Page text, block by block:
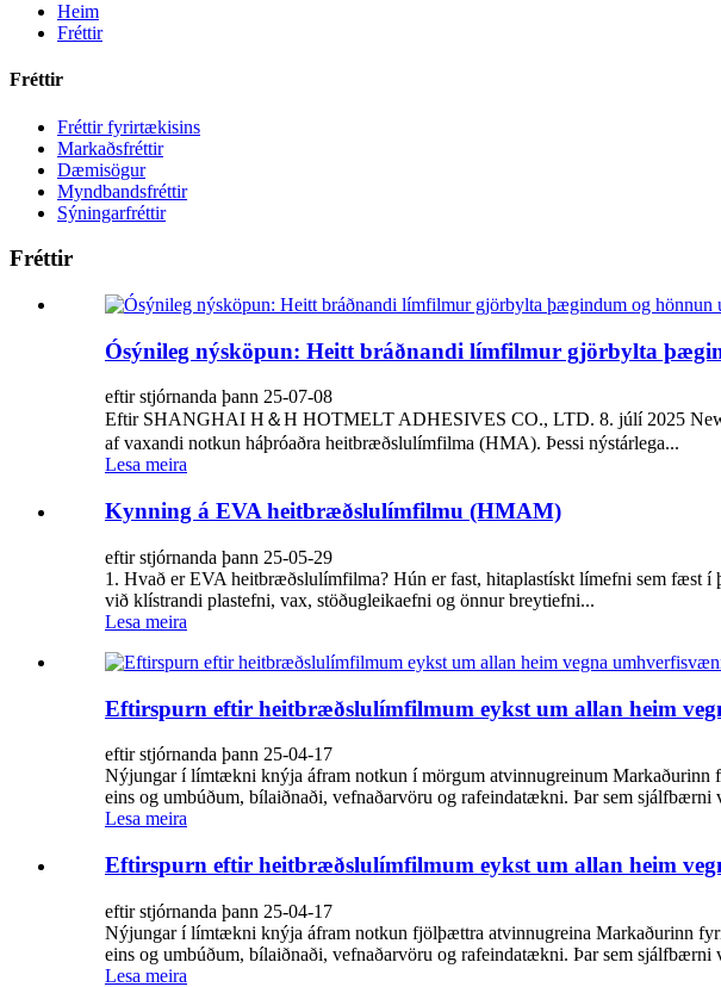
Heim
Fréttir
Fréttir
Fréttir fyrirtækisins
Markaðsfréttir
Dæmisögur
Myndbandsfréttir
Sýningarfréttir
Fréttir
Ósýnileg nýsköpun: Heitt bráðnandi límfilmur gjörbylta
eftir stjórnanda þann 25-07-08
Eftir SHANGHAI H＆H HOTMELT ADHESIVES CO., LTD. 8. júlí 2025 New
af vaxandi notkun háþróaðra heitbræðslulímfilma (HMA). Þessi nýstárlega...
Lesa meira
Kynning á EVA heitbræðslulímfilmu (HMAM)
eftir stjórnanda þann 25-05-29
1. Hvað er EVA heitbræðslulímfilma? Hún er fast, hitaplastískt límefni sem fæst
við klístrandi plastefni, vax, stöðugleikaefni og önnur breytiefni...
Lesa meira
Eftirspurn eftir heitbræðslulímfilmum eykst um allan heim
eftir stjórnanda þann 25-04-17
Nýjungar í límtækni knýja áfram notkun í mörgum atvinnugreinum
eins og umbúðum, bílaiðnaði, vefnaðarvöru og rafeindatækni. Þar sem sjálfbærni
Lesa meira
Eftirspurn eftir heitbræðslulímfilmum eykst um allan heim
eftir stjórnanda þann 25-04-17
Nýjungar í límtækni knýja áfram notkun fjölþættra atvinnugreina Markaðurinn
eins og umbúðum, bílaiðnaði, vefnaðarvöru og rafeindatækni. Þar sem sjálfbærni
Lesa meira